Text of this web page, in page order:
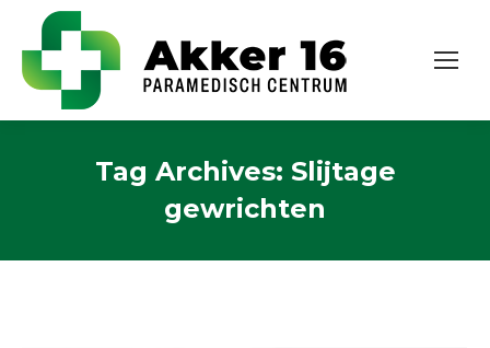
Tag Archives: Slijtage
gewrichten